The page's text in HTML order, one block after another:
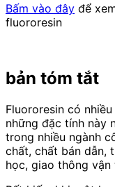
Bấm vào đây để
fluororesin
bản tóm tắt
Fluororesin có
những đặc tính này
trong nhiều ngành
chất, chất bán dẫn,
học, giao thông